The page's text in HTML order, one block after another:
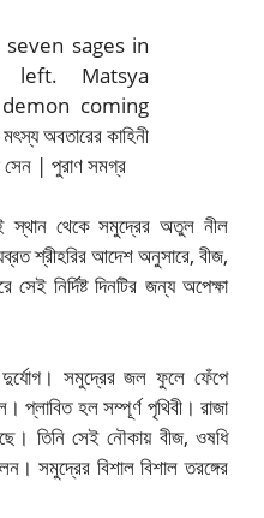
স্থান থেকে সমুদ্রের অতুল নীল
শ্রীহরির আদেশ অনুসারে, বীজ,
নির্দিষ্ট দিনটির জন্য অপেক্ষা
সমুদ্রের জল ফুলে ফেঁপে
হল সম্পূর্ণ পৃথিবী। রাজা
তিনি সেই নৌকায় বীজ, ওষধি
সমুদ্রের বিশাল বিশাল তরঙ্গের